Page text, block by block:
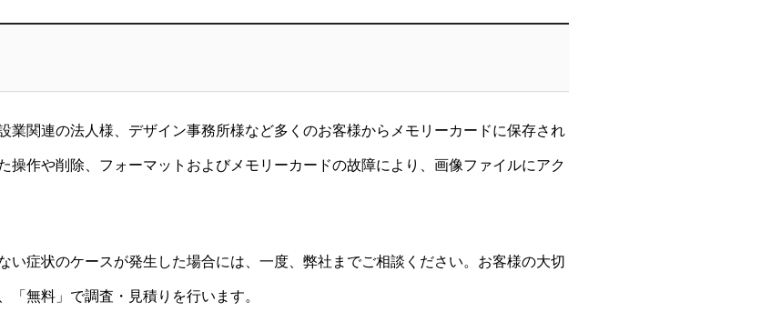
業関連の法人様、デザイン事務所様など多くのお客様からメモリーカードに保存され
操作や削除、フォーマットおよびメモリーカードの故障により、画像ファイルにアク
い症状のケースが発生した場合には、一度、弊社までご相談ください。お客様の大切
「無料」で調査・見積りを行います。